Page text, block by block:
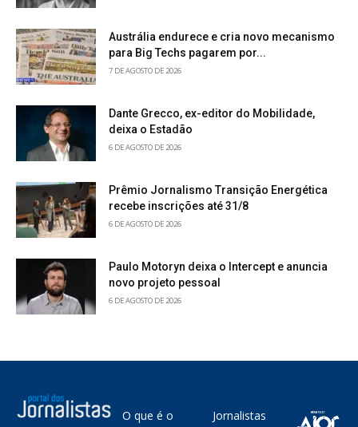
Austrália endurece e cria novo mecanismo
para Big Techs pagarem por...
7 DE AGOSTO DE 2026
Dante Grecco, ex-editor do Mobilidade,
deixa o Estadão
6 DE AGOSTO DE 2026
Prêmio Jornalismo Transição Energética
recebe inscrições até 31/8
6 DE AGOSTO DE 2026
Paulo Motoryn deixa o Intercept e anuncia
novo projeto pessoal
6 DE AGOSTO DE 2026
O que é o Jornalistas